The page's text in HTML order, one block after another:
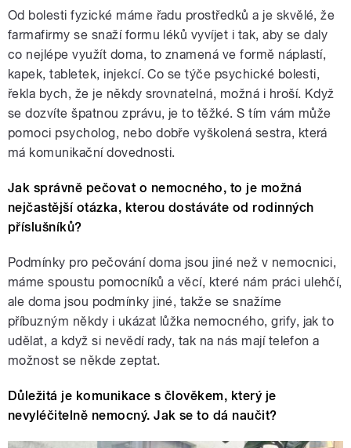
Od bolesti fyzické máme řadu prostředků a je skvělé, že
farmafirmy se snaží formu léků vyvíjet i tak, aby se daly
co nejlépe využít doma, to znamená ve formě náplastí,
kapek, tabletek, injekcí. Co se týče psychické bolesti,
řekla bych, že je někdy srovnatelná, možná i hroší. Když
se dozvíte špatnou zprávu, je to těžké. S tím vám může
pomoci psycholog, nebo dobře vyškolená sestra, která
má komunikační dovednosti.
Jak správně pečovat o nemocného, to je možná
nejčastější otázka, kterou dostáváte od rodinných
příslušníků?
Podmínky pro pečování doma jsou jiné než v nemocnici,
máme spoustu pomocníků a věcí, které nám práci ulehčí,
ale doma jsou podmínky jiné, takže se snažíme
příbuzným někdy i ukázat lůžka nemocného, grify, jak to
udělat, a když si nevědí rady, tak na nás mají telefon a
možnost se někde zeptat.
Důležitá je komunikace s člověkem, který je
nevyléčitelně nemocný. Jak se to dá naučit?